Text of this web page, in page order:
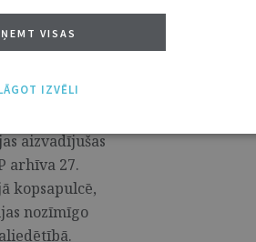
aizvadījušas
arhīva 27.
kopsapulcē,
nozīmīgo
VISAS
IZVĒLI